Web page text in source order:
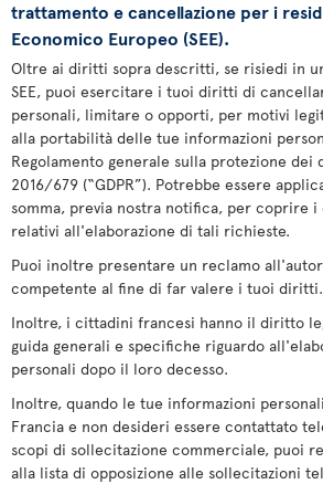
trattamento e cancellazione per i
Economico Europeo (SEE).
Oltre ai diritti sopra descritti, se risiedi in
SEE, puoi esercitare i tuoi diritti di
personali, limitare o opporti, per motivi
alla portabilità delle tue informazioni
Regolamento generale sulla protezione dei
2016/679 (“GDPR”). Potrebbe essere
somma, previa nostra notifica, per coprire
relativi all'elaborazione di tali richieste.
Puoi inoltre presentare un reclamo
competente al fine di far valere i tuoi diritti.
Inoltre, i cittadini francesi hanno il diritto
guida generali e specifiche riguardo
personali dopo il loro decesso.
Inoltre, quando le tue informazioni
Francia e non desideri essere contattato
scopi di sollecitazione commerciale, puoi
alla lista di opposizione alle sollecitazioni